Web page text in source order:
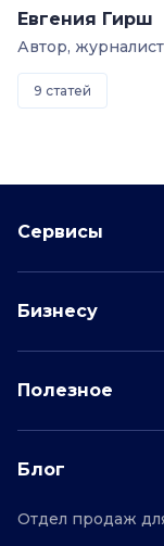
Евгения Гирш
Автор, журналист
9 статей
Сервисы
Проверка
Бизнесу
Проверка по
Полезное
О проекте
Персональные
Блог
Отдел продаж